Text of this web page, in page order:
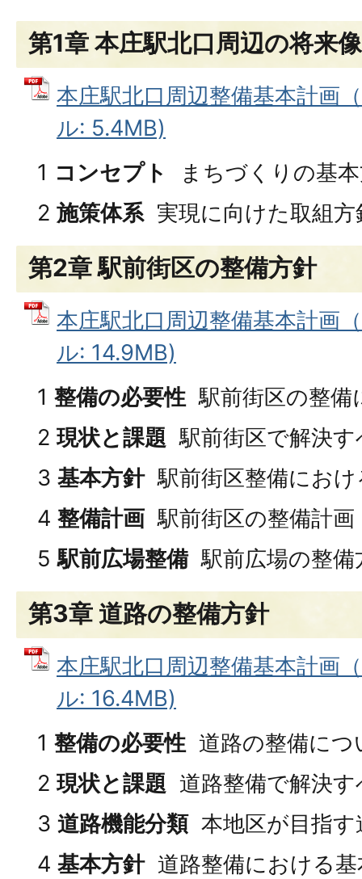
第1章 本庄駅北口周辺の将来像
本庄駅北口周辺整備基本計画
ル: 5.4MB)
1 コンセプト
まちづくりの基
2 施策体系実現に向けた取組方
第2章 駅前街区の整備方針
本庄駅北口周辺整備基本計画
ル: 14.9MB)
1 整備の必要性駅前街区の整備
2現状と課題 駅前街区で解決
3 基本方針駅前街区整備におけ
4 整備計画 駅前街区の整備計画
5駅前広場整備駅前広場の整備
第3章 道路の整備方針
本庄駅北口周辺整備基本計画
ル: 16.4MB)
1 整備の必要性道路の整備につ
2現状と課題 道路整備で解決
3 道路機能分類本地区が目指す
4 基本方針道路整備における基